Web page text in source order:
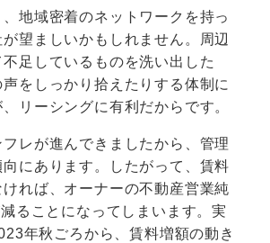
地域密着のネットワークを持っ
望ましいかもしれません。周辺
足しているものを洗い出した
声をしっかり拾えたりする体制に
リーシングに有利だからです。
レが進んできましたから、管理
にあります。したがって、賃料
ければ、オーナーの不動産営業純
ることになってしまいます。実
年秋ごろから、賃料増額の動き